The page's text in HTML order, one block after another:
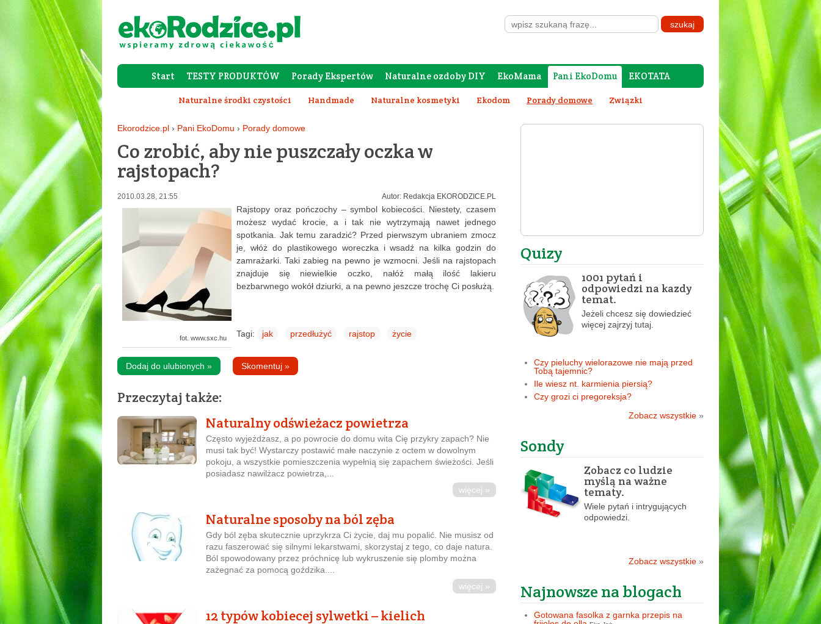
Start TESTY PRODUKTÓW Porady Ekspertów Naturalne ozdoby DIY EkoMama Pani EkoDomu EKOTATA
Forum Rodziców Galeria Szafing
Naturalne środki czystości Handmade Naturalne kosmetyki Ekodom Porady domowe Związki
Ekorodzice.pl › Pani EkoDomu › Porady domowe
Co zrobić, aby nie puszczały oczka w
rajstopach?
Autor: Redakcja EKORODZICE.PL
2010.03.28, 21:55
fot. www.sxc.hu
Rajstopy oraz pończochy – symbol kobiecości. Niestety, czasem
możesz wydać krocie, a i tak nie wytrzymają nawet jednego
spotkania. Jak temu zaradzić? Przed pierwszym ubraniem zmocz
je, włóż do plastikowego woreczka i wsadź na kilka godzin do
zamrażarki. Taki zabieg na pewno je wzmocni. Jeśli na rajstopach
znajduje się niewielkie oczko, nałóż małą ilość lakieru
bezbarwnego wokół dziurki, a na pewno jeszcze trochę Ci posłużą.
Tagi: jak przedłużyć rajstop życie
Dodaj do ulubionych » Skomentuj »
Przeczytaj także:
Naturalny odświeżacz powietrza
Często wyjeżdżasz, a po powrocie do domu wita Cię przykry zapach? Nie
musi tak być! Wystarczy postawić małe naczynie z octem w dowolnym
pokoju, a wszystkie pomieszczenia wypełnią się zapachem świeżości. Jeśli
posiadasz nawilżacz powietrza,...
więcej »
Naturalne sposoby na ból zęba
Gdy ból zęba skutecznie uprzykrza Ci życie, daj mu popalić. Nie musisz od
razu faszerować się silnymi lekarstwami, skorzystaj z tego, co daje natura.
Ból spowodowany przez próchnicę lub wykruszenie się plomby można
zażegnać za pomocą goździka....
więcej »
12 typów kobiecej sylwetki – kielich
Quizy
1001 pytań i
odpowiedzi na kazdy
temat.
Jeżeli chcesz się dowiedzieć
więcej zajrzyj tutaj.
Czy pieluchy wielorazowe nie mają przed
Tobą tajemnic?
Ile wiesz nt. karmienia piersią?
Czy grozi ci pregoreksja?
Zobacz wszystkie »
Sondy
Zobacz co ludzie
myślą na ważne
tematy.
Wiele pytań i intrygujących
odpowiedzi.
Zobacz wszystkie »
Najnowsze na blogach
Gotowana fasolka z garnka przepis na